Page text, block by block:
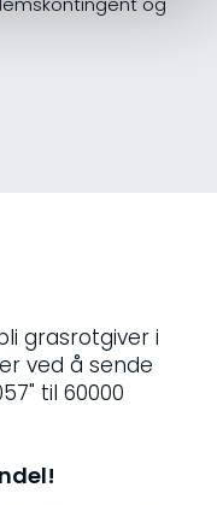
grasrotgiver i
ved å sende
til 60000